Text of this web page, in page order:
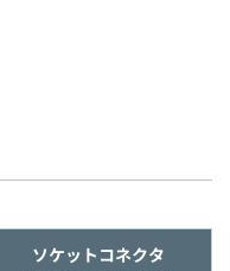
ソケットコネクタ